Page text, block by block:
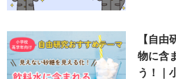
【自
物に含
う！｜